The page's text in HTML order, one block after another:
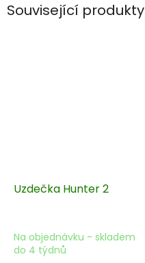
Související produkty
Uzdečka Hunter 2
Na objednávku - skladem
do 4 týdnů